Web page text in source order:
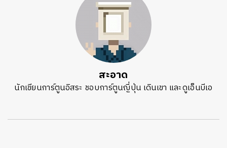
สะอาด
นักเขียนการ์ตูนอิสระ ชอบการ์ตูนญี่ปุ่น เดินเขา และดูเอ็นบีเอ
TWEET LINE